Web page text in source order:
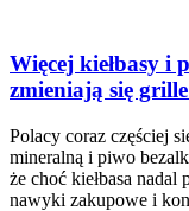
Więcej kiełbasy i
zmieniają się
Polacy coraz częściej
mineralną i piwo
że choć kiełbasa
nawyki zakupowe i